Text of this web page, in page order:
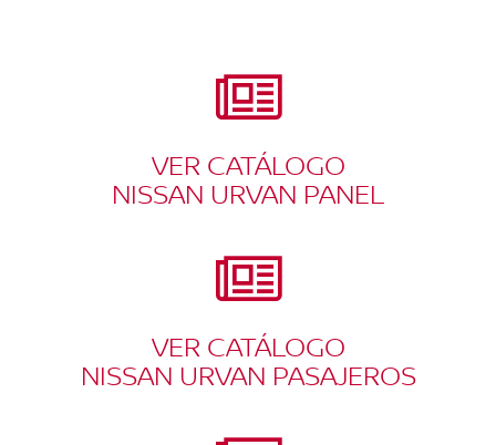
VER CATÁLOGO
NISSAN URVAN PANEL
VER CATÁLOGO
NISSAN URVAN PASAJEROS